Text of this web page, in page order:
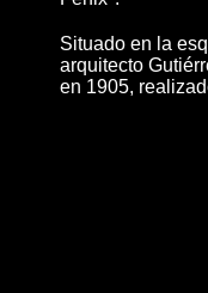
Situado en la
arquitecto
en 1905,